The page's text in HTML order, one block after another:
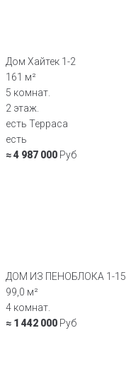
Дом Хайтек 1-2
161 м²
5 комнат.
2 этаж.
есть Терраса
есть
≈ 4 987 000 Руб
ДОМ ИЗ ПЕНОБЛОКА 1-15
99,0 м²
4 комнат.
≈ 1 442 000 Руб